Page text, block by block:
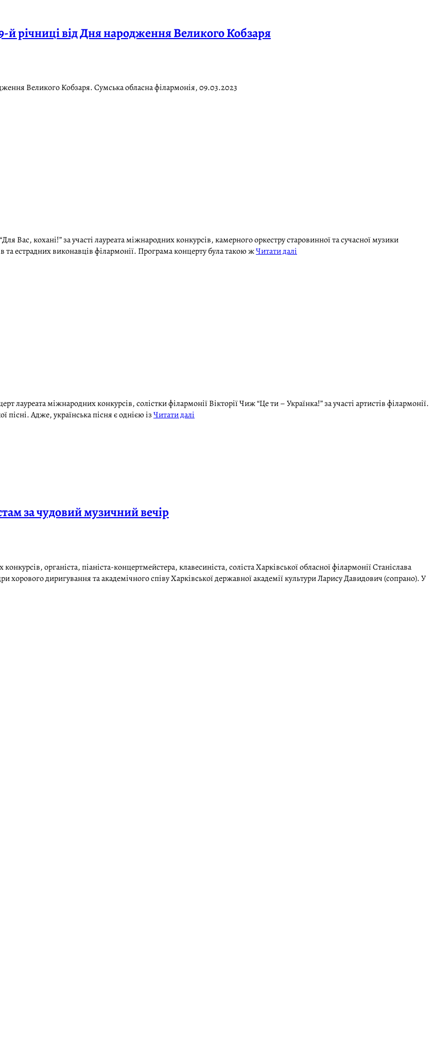
від Дня народження Великого Кобзаря
Великого Кобзаря. Сумська обласна філармонія, 09.03.2023
Вас, кохані!” за участі лауреата міжнародних конкурсів, камерного оркестру старовинної та сучасної музики
естрадних виконавців філармонії. Програма концерту була такою жЧитати далі
лауреата міжнародних конкурсів, солістки філармонії Вікторії Чиж “Це ти – Українка!” за участі артистів філармонії.
пісні. Адже, українська пісня є однією ізЧитати далі
за чудовий музичний вечір
органіста, піаніста-концертмейстера, клавесиніста, соліста Харківської обласної філармонії Станіслава
хорового диригування та академічного співу Харківської державної академії культури Ларису Давидович (сопрано). У